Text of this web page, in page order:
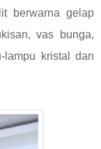
berwarna gelap
vas bunga,
lampu kristal dan